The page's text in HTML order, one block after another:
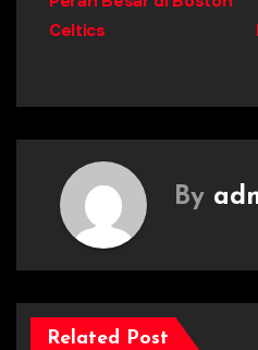
navigation
Celtics
By
Related Post